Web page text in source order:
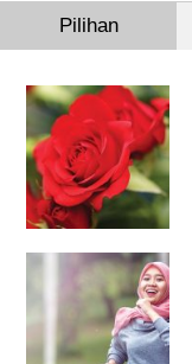
Pilihan